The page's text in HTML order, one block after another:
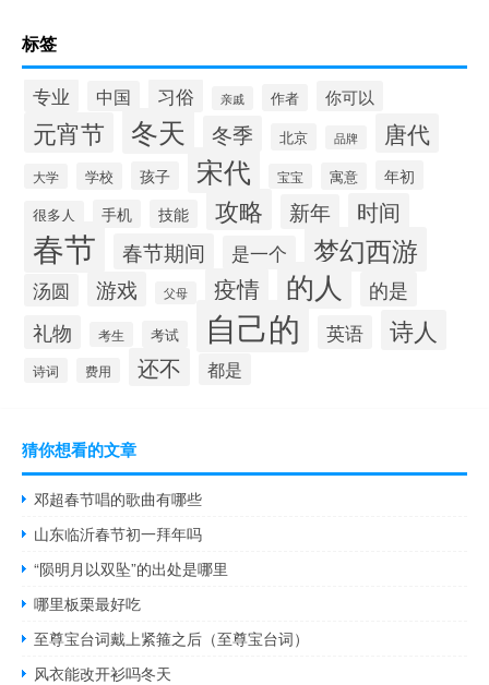
标签
专业 中国 习俗 亲戚 作者 你可以
元宵节 冬天 冬季 北京 品牌 唐代
大学 学校 孩子 宋代 宝宝 寓意 年初
很多人 手机 技能 攻略 新年 时间
春节 春节期间 是一个 梦幻西游
汤圆 游戏 父母 疫情 的人 的是
礼物 考生 考试 自己的 英语 诗人
诗词 费用 还不 都是
猜你想看的文章
邓超春节唱的歌曲有哪些
山东临沂春节初一拜年吗
“陨明月以双坠”的出处是哪里
哪里板栗最好吃
至尊宝台词戴上紧箍之后（至尊宝台词）
风衣能改开衫吗冬天